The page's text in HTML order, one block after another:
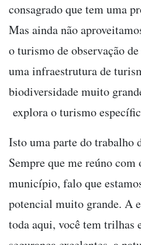
consagrado que tem uma
Mas ainda não
o turismo de observação
uma infraestrutura de
biodiversidade muito
explora o turismo
Isto uma parte do trabalho
Sempre que me reúno com
município, falo que
potencial muito grande. A
toda aqui, você tem trilhas